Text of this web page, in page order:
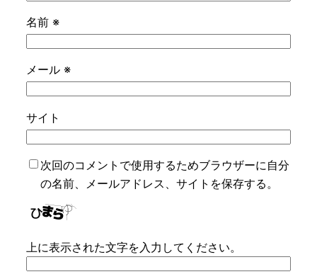
名前 ※
メール ※
サイト
次回のコメントで使用するためブラウザーに自分
の名前、メールアドレス、サイトを保存する。
上に表示された文字を入力してください。